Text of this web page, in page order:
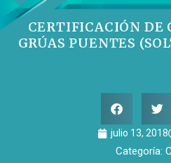
CERTIFICACIÓN DE
GRÚAS PUENTES
julio 13, 2018
Categoría: